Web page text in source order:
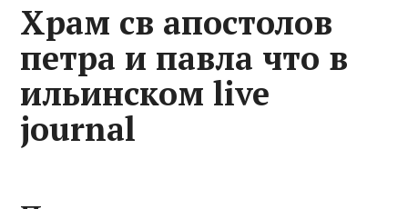
Храм св апостолов
петра и павла что в
ильинском live
journal